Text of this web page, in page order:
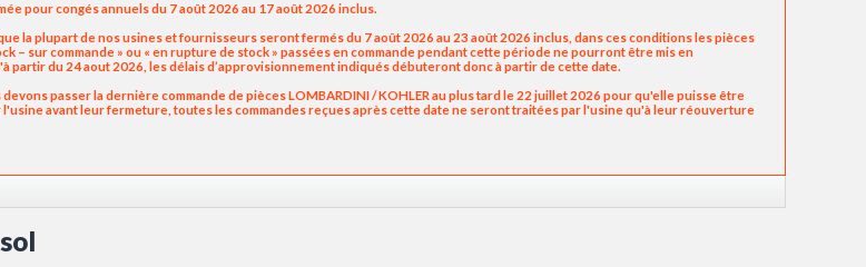
pour congés annuels du 7 août 2026 au 17 août 2026 inclus.
la plupart de nos usines et fournisseurs seront fermés du 7 août 2026 au 23 août 2026 inclus, dans ces conditions les pièces
– sur commande » ou « en rupture de stock » passées en commande pendant cette période ne pourront être mis en
partir du 24 aout 2026, les délais d’approvisionnement indiqués débuteront donc à partir de cette date.
passer la dernière commande de pièces LOMBARDINI / KOHLER au plus tard le 22 juillet 2026 pour qu'elle puisse être
avant leur fermeture, toutes les commandes reçues après cette date ne seront traitées par l'usine qu'à leur réouverture